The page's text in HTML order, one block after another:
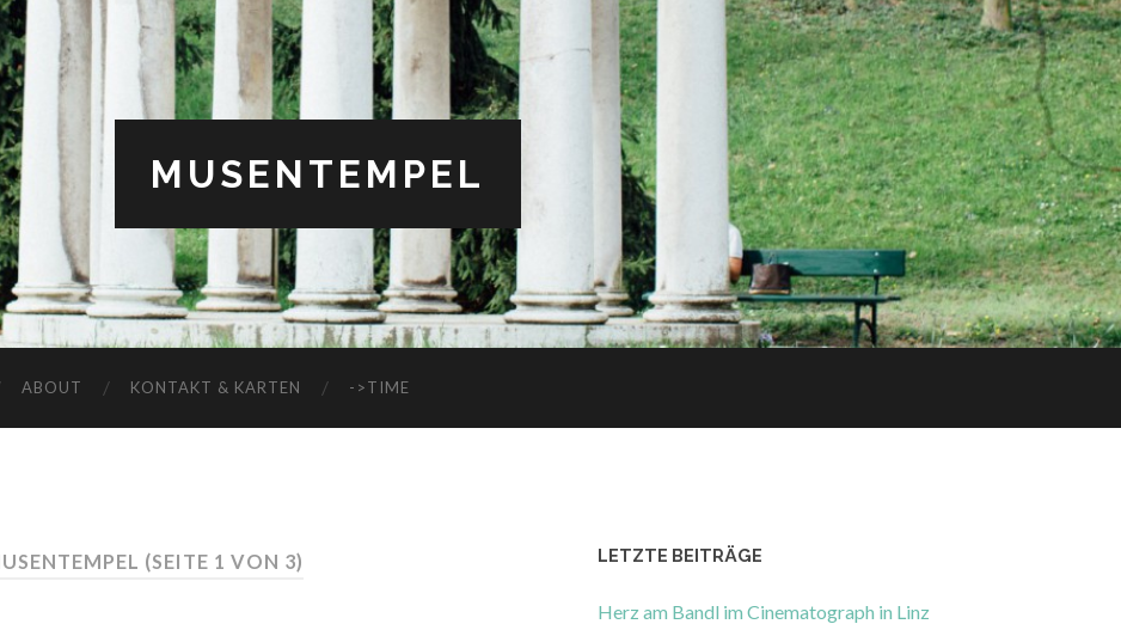
MUSENTEMPEL
ABOUT KONTAKT & KARTEN ->TIME
(SEITE 1 VON 3) LETZTE BEITRÄGE
Herz am Bandl im Cinematograph in Linz